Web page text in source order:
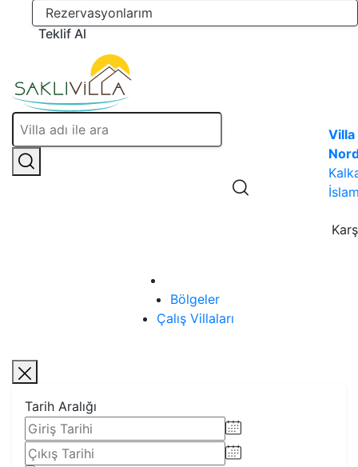
Rezervasyonlarım
Teklif Al
Villa
Bölgeler
Çalış Villaları
Tarih Aralığı